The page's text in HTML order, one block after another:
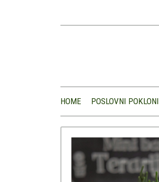
HOME POSLOVNI POKLONI